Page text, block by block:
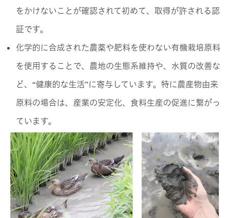
をかけないことが確認されて初めて、取得が許される認
証です。
化学的に合成された農薬や肥料を使わない有機栽培原料
を使用することで、農地の生態系維持や、水質の改善な
ど、“健康的な生活”に寄与しています。特に農産物由来
原料の場合は、産業の安定化、食料生産の促進に繋がっ
ています。